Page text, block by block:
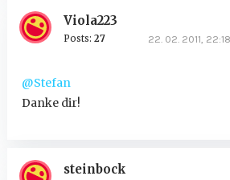
Viola223
Posts: 27 22. 02. 2011, 22:18
@Stefan
Danke dir!
steinbock